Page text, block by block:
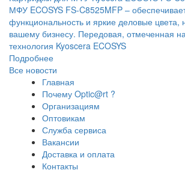
МФУ ECOSYS FS-C8525MFP –
функциональность и яркие деловые
вашему бизнесу. Передовая, отмеченная
технология Kyoscera ECOSYS
Подробнее
Все новости
Главная
Почему Optic@rt ?
Организациям
Оптовикам
Служба сервиса
Вакансии
Доставка и оплата
Контакты